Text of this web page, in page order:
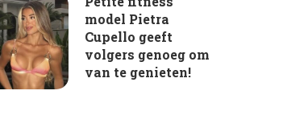
model Pietra
Cupello geeft
volgers genoeg om
van te genieten!